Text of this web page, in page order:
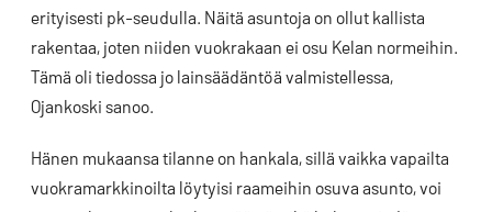
erityisesti pk-seudulla. Näitä asuntoja on ollut kallista
rakentaa, joten niiden vuokrakaan ei osu Kelan normeihin.
Tämä oli tiedossa jo lainsäädäntöä valmistellessa,
Ojankoski sanoo.
Hänen mukaansa tilanne on hankala, sillä vaikka vapailta
vuokramarkkinoilta löytyisi raameihin osuva asunto, voi